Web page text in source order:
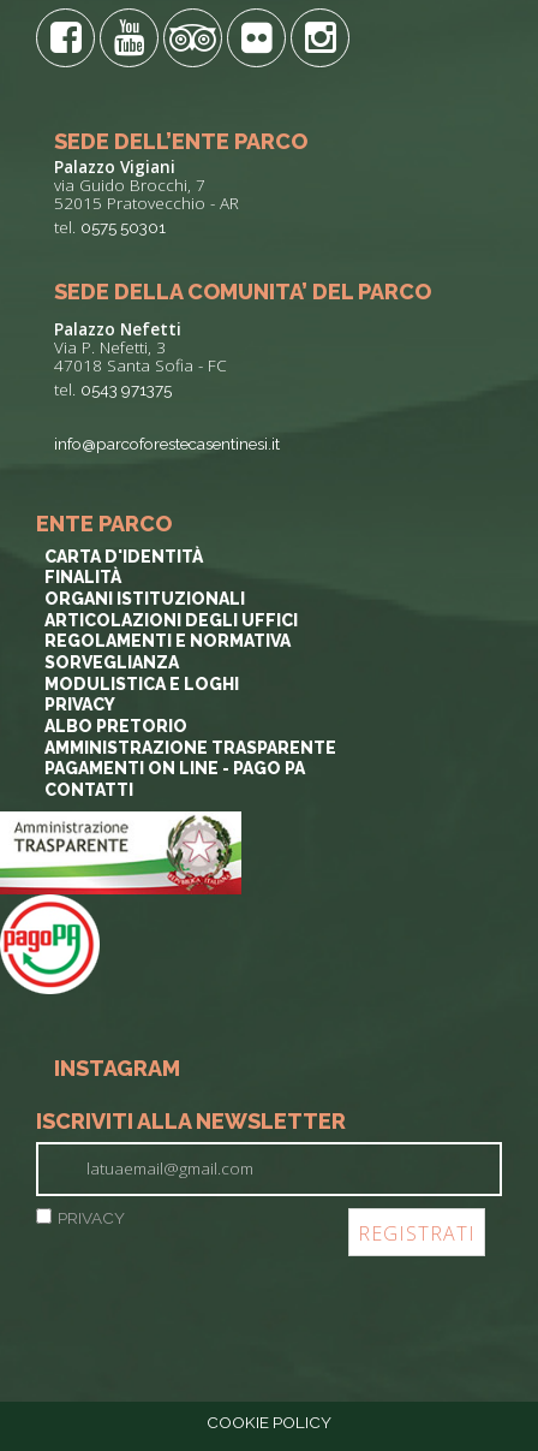
SEDE DELL’ENTE PARCO
Palazzo Vigiani
via Guido Brocchi, 7
52015 Pratovecchio - AR
tel. 0575 50301
SEDE DELLA COMUNITA’ DEL PARCO
Palazzo Nefetti
Via P. Nefetti, 3
47018 Santa Sofia - FC
tel. 0543 971375
info@parcoforestecasentinesi.it
ENTE PARCO
CARTA D'IDENTITÀ
FINALITÀ
ORGANI ISTITUZIONALI
ARTICOLAZIONI DEGLI UFFICI
REGOLAMENTI E NORMATIVA
SORVEGLIANZA
MODULISTICA E LOGHI
PRIVACY
ALBO PRETORIO
AMMINISTRAZIONE TRASPARENTE
PAGAMENTI ON LINE - PAGO PA
CONTATTI
INSTAGRAM
ISCRIVITI ALLA NEWSLETTER
PRIVACY
COOKIE POLICY